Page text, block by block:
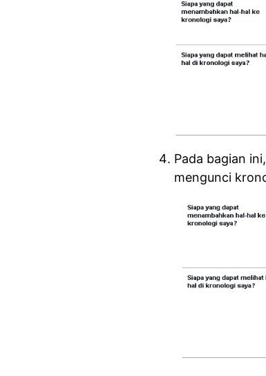
Pada bagian
mengunci